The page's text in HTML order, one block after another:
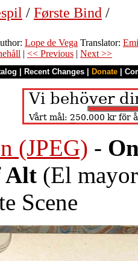
/ Første Bind /
Lope de Vega Translator:
| << Previous | Next >>
Recent Changes Donate
(JPEG) -
Alt (El
Scene